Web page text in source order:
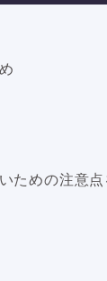
ための注意点